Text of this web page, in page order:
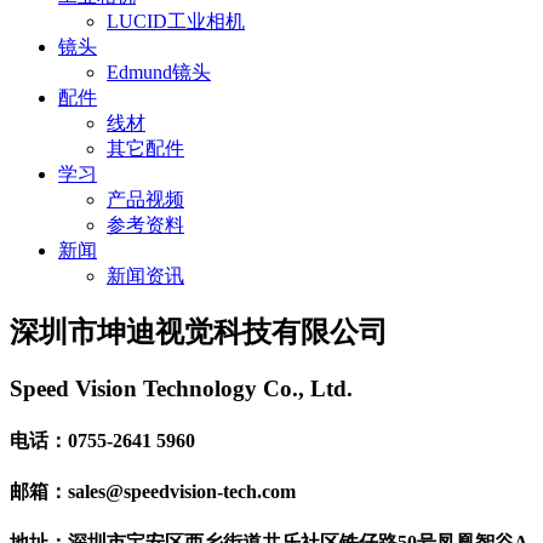
LUCID工业相机
镜头
Edmund镜头
配件
线材
其它配件
学习
产品视频
参考资料
新闻
新闻资讯
深圳市坤迪视觉科技有限公司
Speed Vision Technology Co., Ltd.
电话：0755-2641 5960
邮箱：sales@speedvision-tech.com